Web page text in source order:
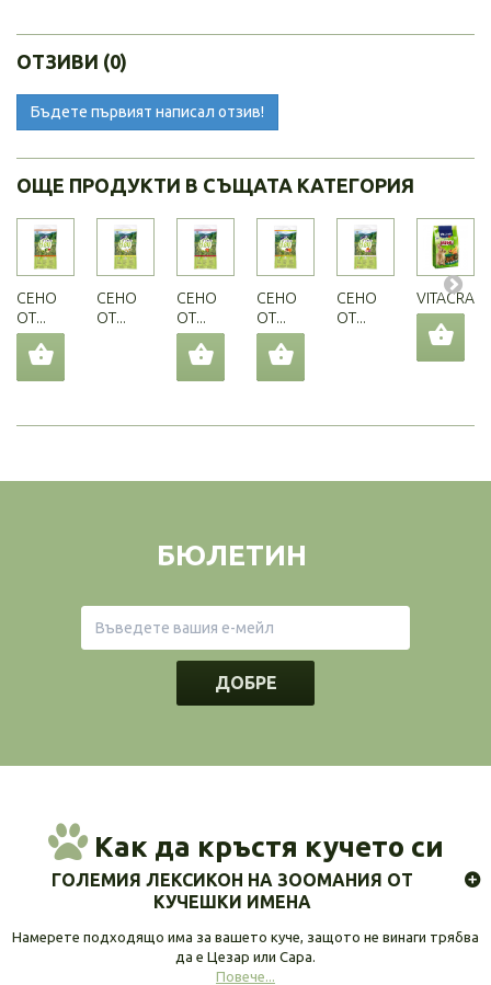
ОТЗИВИ (0)
Бъдете първият написал отзив!
ОЩЕ ПРОДУКТИ В СЪЩАТА КАТЕГОРИЯ
СЕНО
ОТ...
СЕНО
ОТ...
СЕНО
ОТ...
СЕНО
ОТ...
СЕНО
ОТ...
БЮЛЕТИН
ДОБРЕ
Как да кръстя кучето си
ГОЛЕМИЯ ЛЕКСИКОН НА ЗООМАНИЯ ОТ
КУЧЕШКИ ИМЕНА
Намерете подходящо има за вашето куче, защото не винаги трябва
да е Цезар или Сара.
Повече...